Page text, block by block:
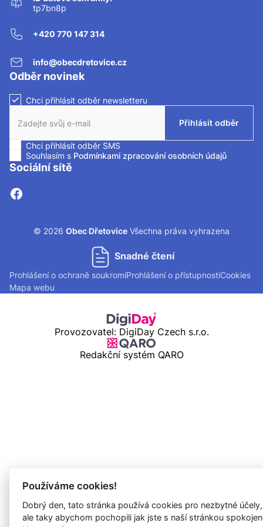
tp7bn8p
+420 770 147 314
info@obecdretovice.cz
Odběr novinek
Chci přihlásit odběr newsletteru
Přihlásit odběr
Chci přihlásit odběr SMS
Zaškrtnutím políčka souhlasíte se zasíláním SMS.
Souhlasím s Podmínkami zpracování osobních údajů
Sociální sítě
© 2026 Obec Dřetovice Všechna práva vyhrazena
Snadné čtení
Prohlášení o ochraně soukromíProhlášení o přístupnostiCookies
Mapa webu
Provozovatel: DigiDay Czech s.r.o.
Redakční systém QARO
Používáme cookies!
Dobrý den, tato stránka používá cookies pro nezbytné účely,
ale taky abychom pochopili jak jste s naší stránkou